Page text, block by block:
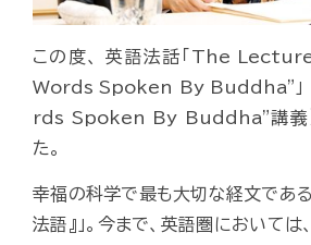
この度、 英語法話「The
Words Spoken By Buddha"」
rds Spoken By Buddha"講義
た。
幸福の科学で最も大切な経文である
法語』」。今まで、英語圏においては